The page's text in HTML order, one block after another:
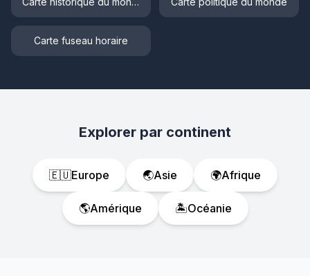
Carte fuseau horaire
Explorer par continent
🇪🇺Europe 🌏Asie 🌍Afrique
🌎Amérique 🏝️Océanie